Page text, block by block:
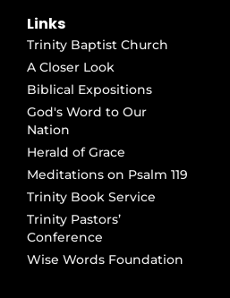
Links
Trinity Baptist Church
A Closer Look
Biblical Expositions
God's Word to Our
Nation
Herald of Grace
Meditations on Psalm 119
Trinity Book Service
Trinity Pastors’
Conference
Wise Words Foundation